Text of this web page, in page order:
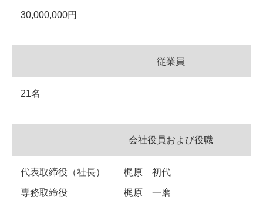
30,000,000円
従業員
21名
会社役員および役職
代表取締役（社長） 梶原 初代
専務取締役 梶原 一磨